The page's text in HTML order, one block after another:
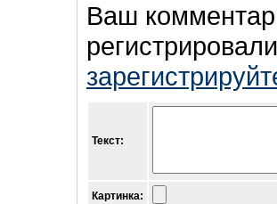
Ваш
Текст:
Картинка: